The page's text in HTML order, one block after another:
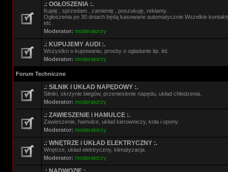
.: OGŁOSZENIA :.
Kupię , sprzedam , zamienię , poszukuję, reklamy.
Ogłoszenia po 30 dniach będą kasowane automatycznie.Wszelkie
etc.
Moderator: moderatorzy
.: KUPUJEMY AUDI :.
Wszystko o kupowaniu, prosby o ogladanie itp. itd.
Moderator: moderatorzy
Forum Techniczne
.: SILNIK I UKŁAD NAPĘDOWY :.
Silniki, skrzynie biegów, przeniesienie napędu, układ chłodzenia.
Moderator: moderatorzy
.: ZAWIESZENIE i HAMULCE :.
Zawieszenie, hamulce, układ kierowniczy, koła i opony.
Moderator: moderatorzy
.: WNĘTRZE i UKŁAD ELEKTRYCZNY :.
Wnętrze, układ elektryczny, klimatyzacja.
Moderator: moderatorzy